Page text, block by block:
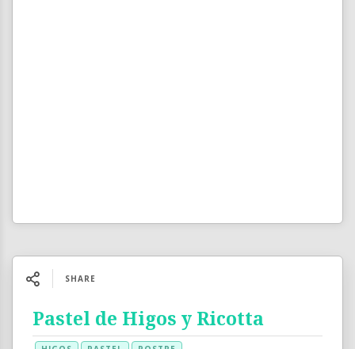
SHARE
Pastel de Higos y Ricotta